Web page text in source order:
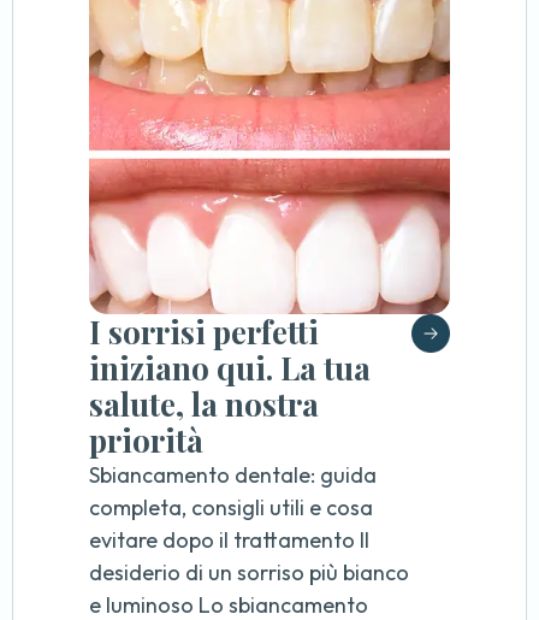
I sorrisi perfetti
iniziano qui. La tua
salute, la nostra
priorità
Sbiancamento dentale: guida
completa, consigli utili e cosa
evitare dopo il trattamento Il
desiderio di un sorriso più bianco
e luminoso Lo sbiancamento